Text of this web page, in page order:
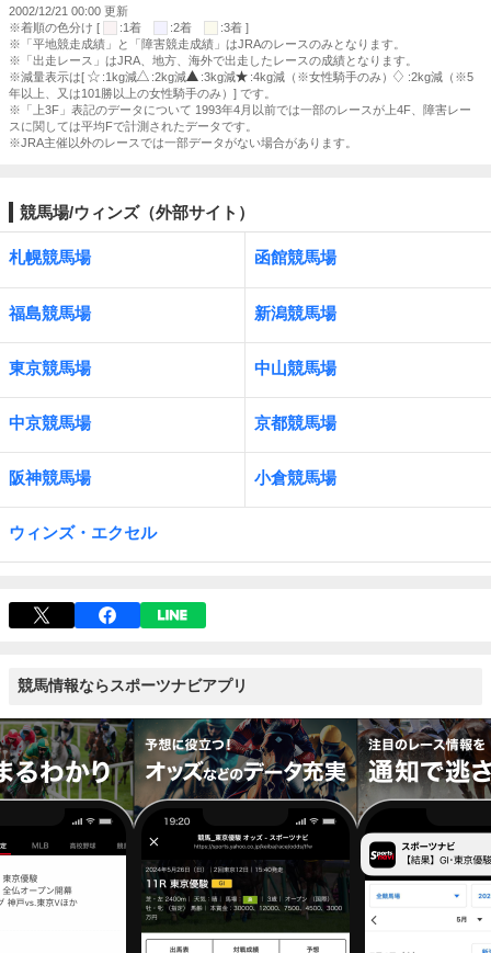
2002/12/21 00:00 更新
※着順の色分け [
:1着 :2着
:3着 ]
※「平地競走成績」と「障害競走成績」はJRAのレースのみとなります。
※「出走レース」はJRA、地方、海外で出走したレースの成績となります。
※減量表示は[
:1kg減 :2kg減 :3kg減 :4kg減（※女性騎手のみ）
:2kg減（※5
年以上、又は101勝以上の女性騎手のみ）] です。
※「上3F」表記のデータについて 1993年4月以前では一部のレースが上4F、障害レー
スに関しては平均Fで計測されたデータです。
※JRA主催以外のレースでは一部データがない場合があります。
競馬場/ウィンズ（外部サイト）
札幌競馬場 函館競馬場
福島競馬場 新潟競馬場
東京競馬場 中山競馬場
中京競馬場 京都競馬場
阪神競馬場 小倉競馬場
ウィンズ・エクセル
競馬情報ならスポーツナビアプリ